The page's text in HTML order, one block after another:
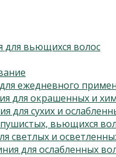
для вьющихся волос
для ежедневного
для окрашенных и
для сухих и
вьющихся
светлых и
для ослабленных